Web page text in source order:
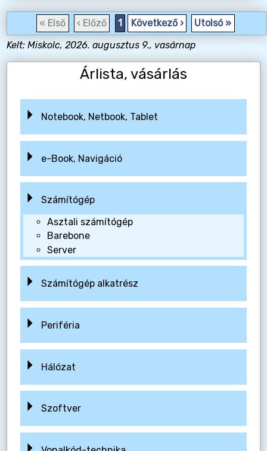
« Első ‹ Előző 1 Következő ›
Utolsó »
Kelt: Miskolc, 2026. augusztus 9., vasárnap
Árlista, vásárlás
Notebook, Netbook, Tablet
e-Book, Navigáció
Számítógép
Asztali számítógép
Barebone
Server
Számítógép alkatrész
Periféria
Hálózat
Szoftver